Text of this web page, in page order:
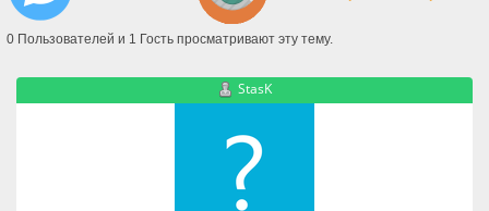
0 Пользователей и 1 Гость просматривают эту тему.
StasK